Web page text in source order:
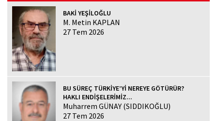
BAKİ YEŞİLOĞLU
M. Metin KAPLAN
27 Tem 2026
BU SÜREÇ TÜRKİYE’Yİ NEREYE GÖTÜRÜR?
HAKLI ENDİŞELERİMİZ...
Muharrem GÜNAY (SIDDIKOĞLU)
27 Tem 2026